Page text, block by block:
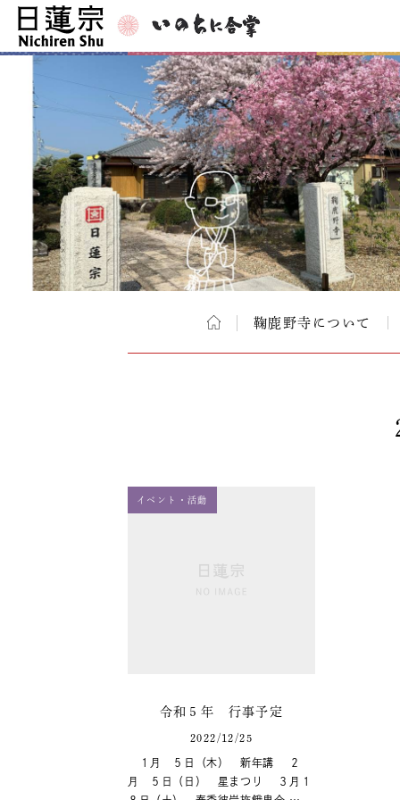
鞠鹿野寺について
イベント・活動
令和５年 行事予定
2022/12/25
１月 ５日（木） 新年講 ２
月 ５日（日） 星まつり ３月１